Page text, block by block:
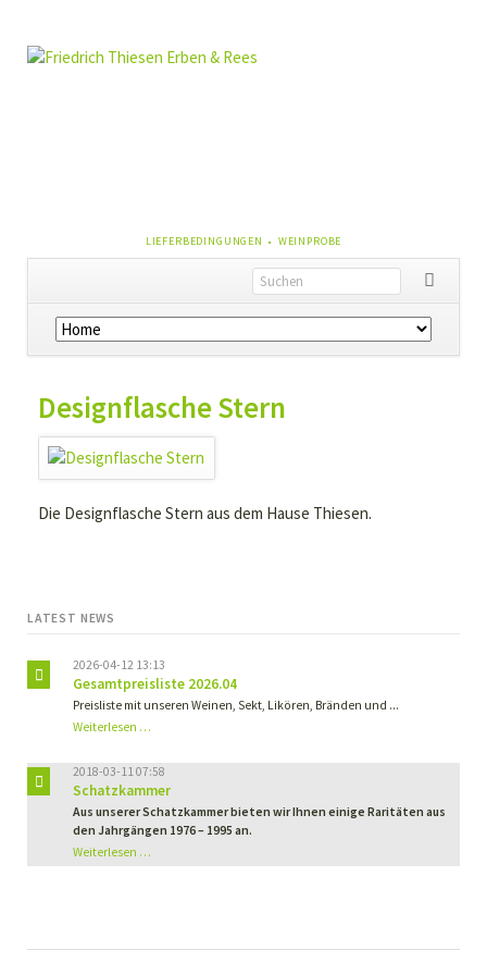
NAVIGATION
ÜBERSPRINGEN
LIEFERBEDINGUNGEN WEINPROBE
Navigation
überspringen
Designflasche Stern
Die Designflasche Stern aus dem Hause Thiesen.
LATEST NEWS
2026-04-12 13:13
Gesamtpreisliste 2026.04
Preisliste mit unseren Weinen, Sekt, Likören, Bränden und ...
Weiterlesen …
2018-03-11 07:58
Schatzkammer
Aus unserer Schatzkammer bieten wir Ihnen einige Raritäten aus
den Jahrgängen 1976 – 1995 an.
Weiterlesen …Schatzkammer